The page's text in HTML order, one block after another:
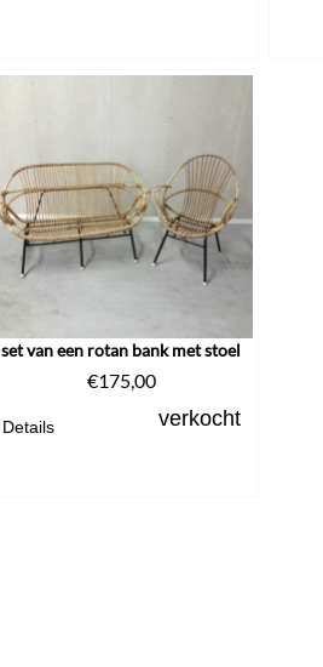
set van een rotan bank met stoel
€175,00
Details verkocht